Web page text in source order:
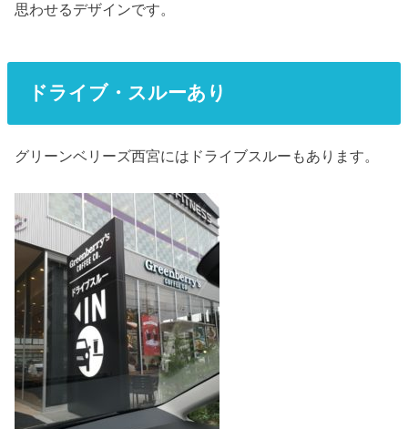
思わせるデザインです。
ドライブ・スルーあり
グリーンベリーズ西宮にはドライブスルーもあります。